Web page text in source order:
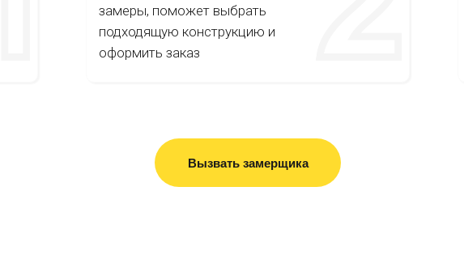
замеры, поможет выбрать
подходящую конструкцию и
оформить заказ
Вызвать замерщика